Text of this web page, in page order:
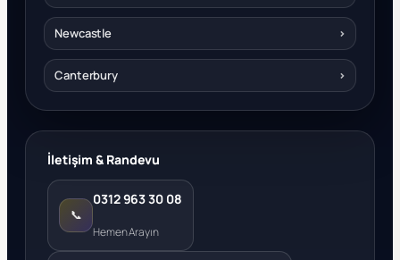
Newcastle ›
Canterbury ›
İletişim & Randevu
📞
0312 963 30 08
Hemen Arayın